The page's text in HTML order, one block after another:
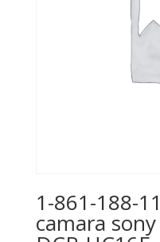
1-861-188-
camara